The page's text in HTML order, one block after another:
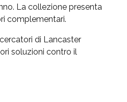
La collezione presenta
complementari.
di Lancaster
soluzioni contro il